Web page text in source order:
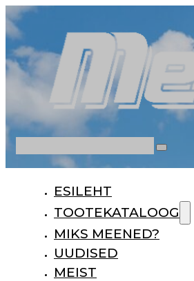
ESILEHT
TOOTEKATALOOG
MIKS MEENED?
UUDISED
MEIST